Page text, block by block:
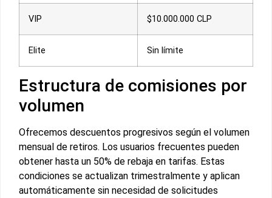
VIP $10.000.000 CLP
Elite Sin límite
Estructura de comisiones por
volumen
Ofrecemos descuentos progresivos según el volumen
mensual de retiros. Los usuarios frecuentes pueden
obtener hasta un 50% de rebaja en tarifas. Estas
condiciones se actualizan trimestralmente y aplican
automáticamente sin necesidad de solicitudes